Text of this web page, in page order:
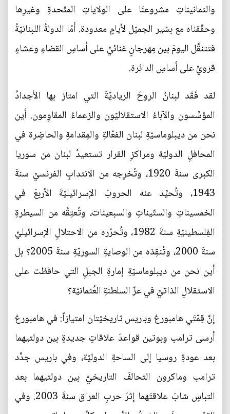
والثمانيناتِ مشروعنَا على الولاياتِ المتّحدةِ وغيرِها
وحقّقناه مع بشير الجميّل لأيامٍ معدودة. أمّا الدولةُ اللبنانيّةُ
فتتنقَّل اليومَ بين مِهرجانٍ غنائيٍّ على أساسِ القضاءِ وعشاءٍ
قرويٍّ على أساسِ الدائرة.
لقد فَقَد لبنانُ الروحَ الرياديّةَ التي امتاز بها الأجدادُ
المؤسِّسون والآباءُ الاستقلاليّون والزعماءُ المقاوِمون. أين
نحن من ديبلوماسيّةِ لبنان الفعّالةِ والمِقدامةِ والحاضِرة في
المحافلِ الدوليّة ومراكزِ القرار تستعيدُ لبنان من سوريا
الكبرى سنةَ 1920، وتُخرِجه من الانتدابِ الفرنسيِّ سنةَ
1943، وتُحيِّد عنه الحروبَ الإسرائيليّةَ الأربعَ في
الخمسيناتِ والستّيناتِ والسبعينات، وتُعتِقُه من السيطرةِ
الفِلسطينيّةِ سنةَ 1982، وتُحرّره من الاحتلالِ الإسرائيليِّ
سنةَ 2000، وتُنقِذه من الوصايةِ السوريّةِ سنةَ 2005؟ بل
أين نحن من ديبلوماسيّةِ إمارةِ الجبلِ التي حافظت على
الاستقلالِ الذاتيِّ في عزّ السلطنةِ العُثمانيّة؟
إنَّ قِمّتَي هامبورغ وباريس تاريخيّتان امتيازاً: في هامبورغ
أرسى ترامب وبوتين قواعدَ علاقاتٍ جديدةٍ بين دولتيهما
بعد عودةِ روسيا إلى الساحةِ الدوليّة، وفي باريس جدَّد
ترامب وماكرون التحالفَ التاريخيَّ بين دولتيهما بعد
التباسٍ شابَ علاقتَهما إثرَ حربِ العراق سنةَ 2003. وفي